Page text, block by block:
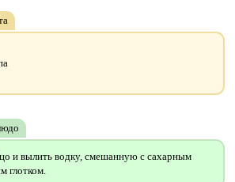
и вылить водку, смешанную с сахарным
глотком.